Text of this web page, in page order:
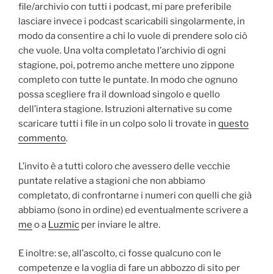
file/archivio con tutti i podcast, mi pare preferibile
lasciare invece i podcast scaricabili singolarmente, in
modo da consentire a chi lo vuole di prendere solo ciò
che vuole. Una volta completato l’archivio di ogni
stagione, poi, potremo anche mettere uno zippone
completo con tutte le puntate. In modo che ognuno
possa scegliere fra il download singolo e quello
dell’intera stagione. Istruzioni alternative su come
scaricare tutti i file in un colpo solo li trovate in questo
commento.
L’invito è a tutti coloro che avessero delle vecchie
puntate relative a stagioni che non abbiamo
completato, di confrontarne i numeri con quelli che già
abbiamo (sono in ordine) ed eventualmente scrivere a
me o a Luzmic per inviare le altre.
E inoltre: se, all’ascolto, ci fosse qualcuno con le
competenze e la voglia di fare un abbozzo di sito per